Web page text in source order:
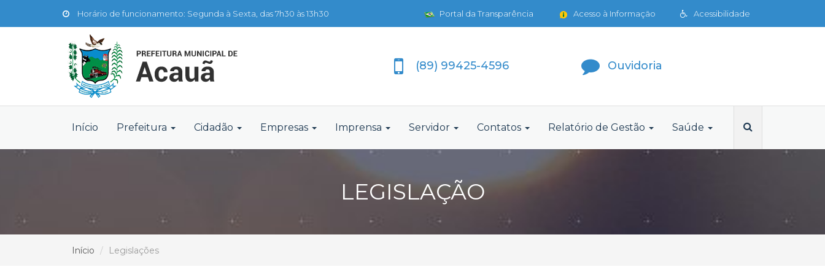
Horário de funcionamento: Segunda à Sexta, das 7h30 às 13h30 Acessibilidade
Acesso à Informação
Portal da Transparência
(89) 99425-4596 Ouvidoria
Início Prefeitura Cidadão Empresas Imprensa Servidor Contatos Relatório de Gestão Saúde
LEGISLAÇÃO
Início Legislações